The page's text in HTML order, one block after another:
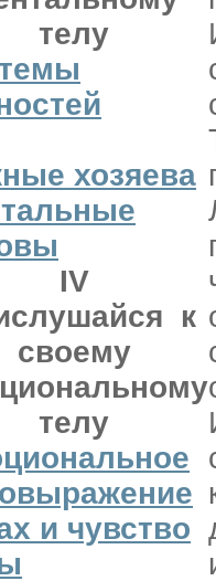
телу
хозяева
IV
к
своему
телу
и чувство